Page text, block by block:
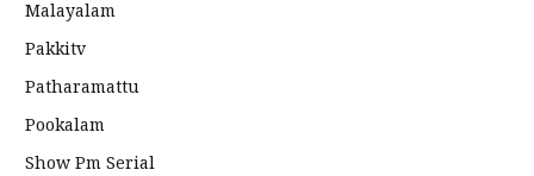
Malayalam
Pakkitv
Patharamattu
Pookalam
Show Pm Serial